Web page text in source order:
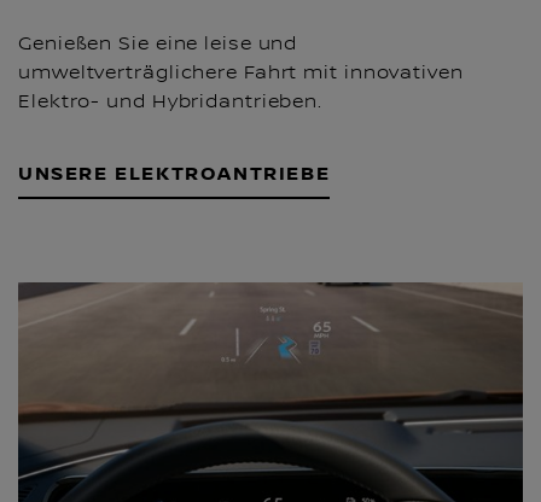
Genießen Sie eine leise und
umweltverträglichere Fahrt mit innovativen
Elektro- und Hybridantrieben.
UNSERE ELEKTROANTRIEBE